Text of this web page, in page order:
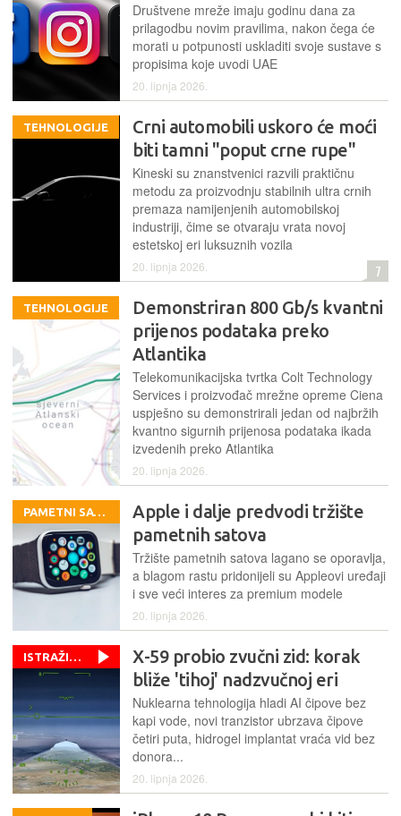
Društvene mreže imaju godinu dana za
prilagodbu novim pravilima, nakon čega će
morati u potpunosti uskladiti svoje sustave s
propisima koje uvodi UAE
20. lipnja 2026.
TEHNOLOGIJE
Crni automobili uskoro će moći
biti tamni "poput crne rupe"
Kineski su znanstvenici razvili praktičnu
metodu za proizvodnju stabilnih ultra crnih
premaza namijenjenih automobilskoj
industriji, čime se otvaraju vrata novoj
estetskoj eri luksuznih vozila
20. lipnja 2026. 7
TEHNOLOGIJE
Demonstriran 800 Gb/s kvantni
prijenos podataka preko
Atlantika
Telekomunikacijska tvrtka Colt Technology
Services i proizvođač mrežne opreme Ciena
uspješno su demonstrirali jedan od najbržih
kvantno sigurnih prijenosa podataka ikada
izvedenih preko Atlantika
20. lipnja 2026.
PAMETNI SATOVI
Apple i dalje predvodi tržište
pametnih satova
Tržište pametnih satova lagano se oporavlja,
a blagom rastu pridonijeli su Appleovi uređaji
i sve veći interes za premium modele
20. lipnja 2026.
ISTRAŽIVANJA
X-59 probio zvučni zid: korak
bliže 'tihoj' nadzvučnoj eri
Nuklearna tehnologija hladi AI čipove bez
kapi vode, novi tranzistor ubrzava čipove
četiri puta, hidrogel implantat vraća vid bez
donora...
20. lipnja 2026.